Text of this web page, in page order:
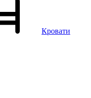
Кровати